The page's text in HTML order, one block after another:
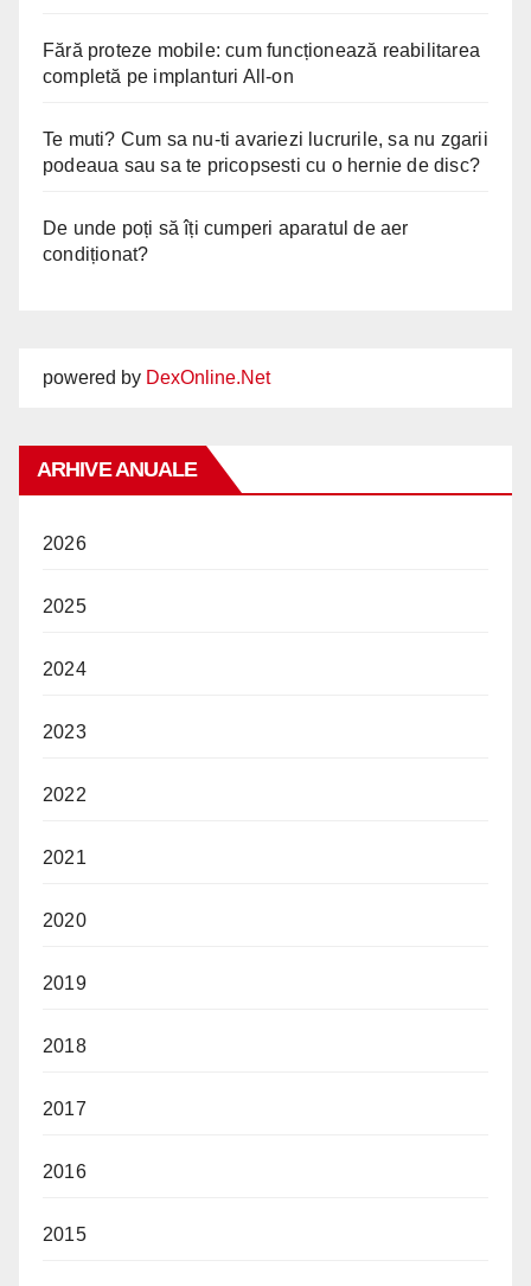
Fără proteze mobile: cum funcționează reabilitarea
completă pe implanturi All-on
Te muti? Cum sa nu-ti avariezi lucrurile, sa nu zgarii
podeaua sau sa te pricopsesti cu o hernie de disc?
De unde poți să îți cumperi aparatul de aer
condiționat?
powered by DexOnline.Net
ARHIVE ANUALE
2026
2025
2024
2023
2022
2021
2020
2019
2018
2017
2016
2015